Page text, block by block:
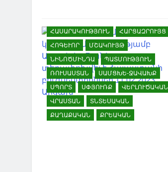
ՀԱՍԱՐԱԿՈՒԹՅՈՒՆ
ՀԱՐՑԱԶՐՈՒՅՑ
ՀՈԳԵՒՈՐ
ՄՇԱԿՈՒՅԹ
ՆԻՆՈԾՄԻՆԴԱ
ՊԱՏՄՈՒԹՅՈՒՆ
ՌՈՒՍԱՍՏԱՆ
ՍԱՄՑԽԵ-ՋԱՎԱԽՔ
ՍՊՈՐՏ
ՍՓՅՈՒՌՔ
ՎԵՐԼՈՒԾԱԿԱՆ
ՎՐԱՍՏԱՆ
ՏՆՏԵՍԱԿԱՆ
ՔԱՂԱՔԱԿԱՆ
ՔՐԵԱԿԱՆ